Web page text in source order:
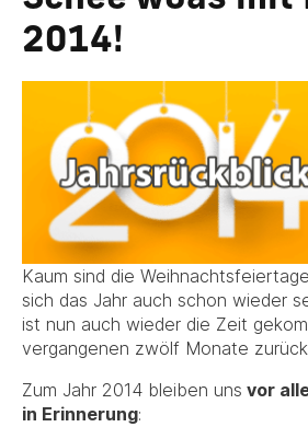
2014!
Kaum sind die
sich das Jahr auch schon wieder
ist nun auch wieder die Zeit
vergangenen zwölf Monate
Zum Jahr 2014 bleiben uns vor
in Erinnerung: